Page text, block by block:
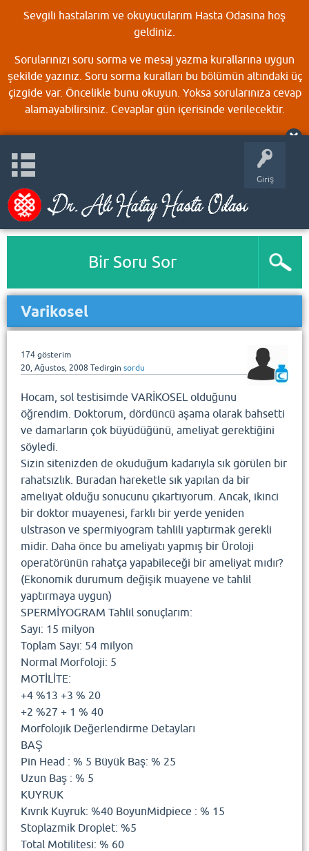
Sevgili hastalarım ve okuyucularım Hasta Odasına hoş
geldiniz.
Sorularınızı soru sorma ve mesaj yazma kurallarına uygun
şekilde yazınız. Soru sorma kuralları bu bölümün altındaki üç
çizgide var. Öncelikle bunu okuyun. Yoksa sorularınıza cevap
alamayabilirsiniz. Cevaplar gün içerisinde verilecektir.
Giriş
Bir Soru Sor
Varikosel
174 gösterim
20, Ağustos, 2008 Tedirgin sordu
Hocam, sol testisimde VARİKOSEL olduğunu
öğrendim. Doktorum, dördüncü aşama olarak bahsetti
ve damarların çok büyüdüğünü, ameliyat gerektiğini
söyledi.
Sizin sitenizden de okuduğum kadarıyla sık görülen bir
rahatsızlık. Buradan hareketle sık yapılan da bir
ameliyat olduğu sonucunu çıkartıyorum. Ancak, ikinci
bir doktor muayenesi, farklı bir yerde yeniden
ulstrason ve spermiyogram tahlili yaptırmak gerekli
midir. Daha önce bu ameliyatı yapmış bir Üroloji
operatörünün rahatça yapabileceği bir ameliyat mıdır?
(Ekonomik durumum değişik muayene ve tahlil
yaptırmaya uygun)
SPERMİYOGRAM Tahlil sonuçlarım:
Sayı: 15 milyon
Toplam Sayı: 54 milyon
Normal Morfoloji: 5
MOTİLİTE:
+4 %13 +3 % 20
+2 %27 + 1 % 40
Morfolojik Değerlendirme Detayları
BAŞ
Pin Head : % 5 Büyük Baş: % 25
Uzun Baş : % 5
KUYRUK
Kıvrık Kuyruk: %40 BoyunMidpiece : % 15
Stoplazmik Droplet: %5
Total Motilitesi: % 60